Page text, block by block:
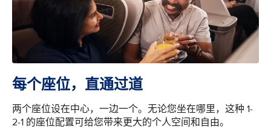
每个座位，直通过道
两个座位设在中心，一边一个。无论您坐在哪里，这种 1-
2-1 的座位配置可给您带来更大的个人空间和自由。